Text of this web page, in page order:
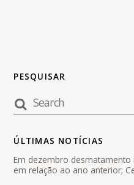
PESQUISAR
ÚLTIMAS NOTÍCIAS
Em dezembro
em relação ao ano anterior;